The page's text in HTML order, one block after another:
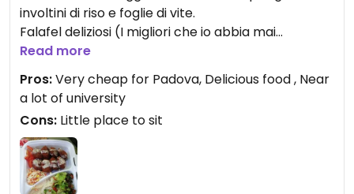
involtini di riso e foglie di vite.
Falafel deliziosi (I migliori che io abbia mai
assaggiato), babaganuj fantastico, hummus molto
cremoso (gusto delicato), tabbule dal gusto
intenso di prezzemolo, fantastica anche l'insalata
con il pane fritto.
Personale gentilissimo. Se volete fare variazioni sul
menù non hanno problemi. Vi mostrano la
grandezza dei panini se lo chiedete.
Prezzi super accessibili soprattutto per le porzioni
Read more
Pros:Very cheap for Padova, Delicious food , Near
a lot of university
Cons: Little place to sit